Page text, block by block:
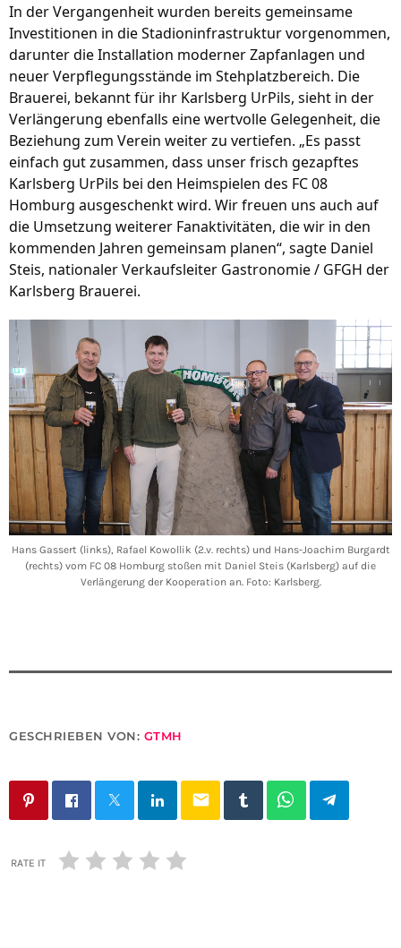
In der Vergangenheit wurden bereits gemeinsame
Investitionen in die Stadioninfrastruktur vorgenommen,
darunter die Installation moderner Zapfanlagen und
neuer Verpflegungsstände im Stehplatzbereich. Die
Brauerei, bekannt für ihr Karlsberg UrPils, sieht in der
Verlängerung ebenfalls eine wertvolle Gelegenheit, die
Beziehung zum Verein weiter zu vertiefen. „Es passt
einfach gut zusammen, dass unser frisch gezapftes
Karlsberg UrPils bei den Heimspielen des FC 08
Homburg ausgeschenkt wird. Wir freuen uns auch auf
die Umsetzung weiterer Fanaktivitäten, die wir in den
kommenden Jahren gemeinsam planen“, sagte Daniel
Steis, nationaler Verkaufsleiter Gastronomie / GFGH der
Karlsberg Brauerei.
Hans Gassert (links), Rafael Kowollik (2.v. rechts) und Hans-Joachim Burgardt
(rechts) vom FC 08 Homburg stoßen mit Daniel Steis (Karlsberg) auf die
Verlängerung der Kooperation an. Foto: Karlsberg.
GESCHRIEBEN VON: GTMH
email
RATE IT